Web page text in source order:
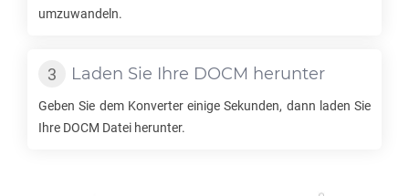
umzuwandeln.
Laden Sie Ihre DOCM herunter
Geben Sie dem Konverter einige Sekunden, dann laden Sie
Ihre DOCM Datei herunter.